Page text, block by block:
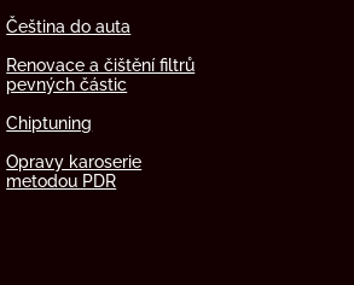
Čeština do auta
Renovace a čištění filtrů
pevných částic
Chiptuning
Opravy karoserie
metodou PDR